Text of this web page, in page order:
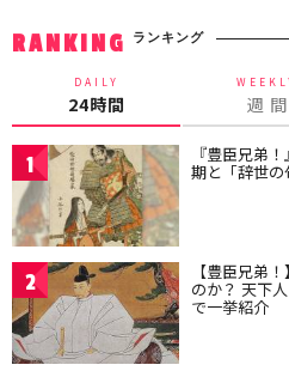
RANKING ランキング
DAILY
24時間 週 間
1 『豊臣兄弟
期と「辞世
2 【豊臣兄弟
のか？ 天下
で一挙紹介